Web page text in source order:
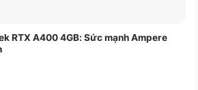
RTX A400 4GB: Sức mạnh Ampere